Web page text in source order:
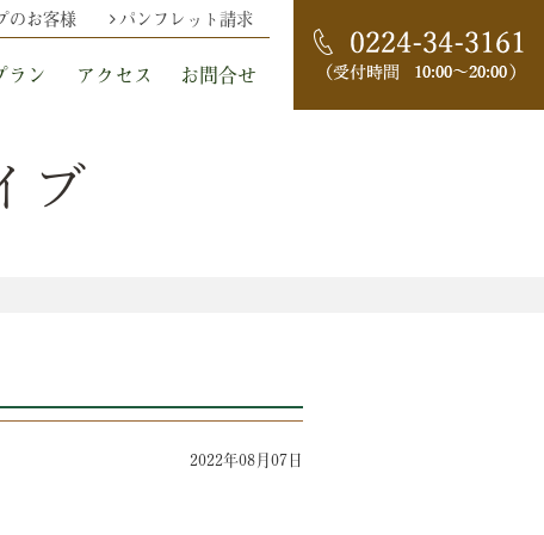
のお客様 パンフレット請求
ラン アクセス お問合せ
ブ
2022年08月07日